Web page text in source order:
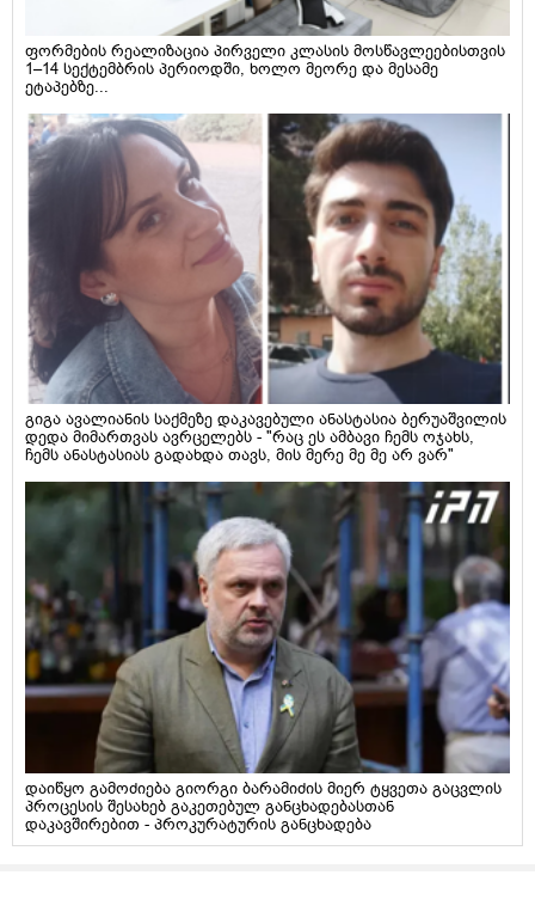
ფორმების რეალიზაცია პირველი კლასის მოსწავლეებისთვის
1–14 სექტემბრის პერიოდში, ხოლო მეორე და მესამე
ეტაპებზე...
გიგა ავალიანის საქმეზე დაკავებული ანასტასია ბერუაშვილის
დედა მიმართვას ავრცელებს - "რაც ეს ამბავი ჩემს ოჯახს,
ჩემს ანასტასიას გადახდა თავს, მის მერე მე მე არ ვარ"
დაიწყო გამოძიება გიორგი ბარამიძის მიერ ტყვეთა გაცვლის
პროცესის შესახებ გაკეთებულ განცხადებასთან
დაკავშირებით - პროკურატურის განცხადება